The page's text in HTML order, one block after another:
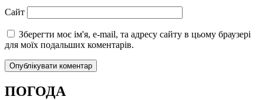
Сайт
Зберегти моє ім'я, e-mail, та адресу сайту в цьому браузері
для моїх подальших коментарів.
ПОГОДА